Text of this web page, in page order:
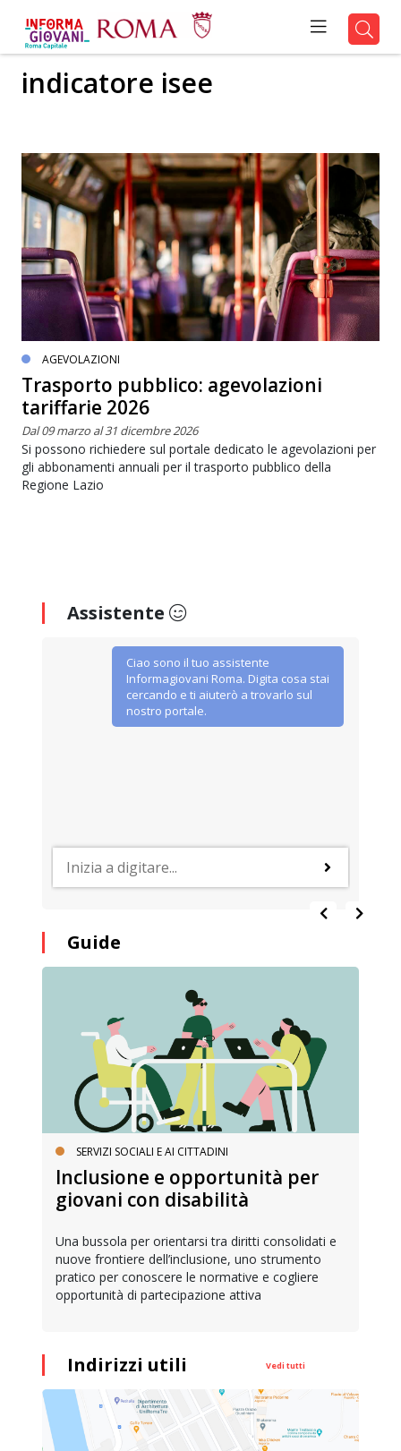
indicatore isee
AGEVOLAZIONI
Trasporto pubblico: agevolazioni
tariffarie 2026
Dal 09 marzo al 31 dicembre 2026
Si possono richiedere sul portale dedicato le agevolazioni per
gli abbonamenti annuali per il trasporto pubblico della
Regione Lazio
Assistente
Ciao sono il tuo assistente
Informagiovani Roma. Digita cosa stai
cercando e ti aiuterò a trovarlo sul
nostro portale.
Guide
SERVIZI SOCIALI E AI CITTADINI
Inclusione e opportunità per
giovani con disabilità
Una bussola per orientarsi tra diritti consolidati e
nuove frontiere dell’inclusione, uno strumento
pratico per conoscere le normative e cogliere
opportunità di partecipazione attiva
Indirizzi utili Vedi tutti